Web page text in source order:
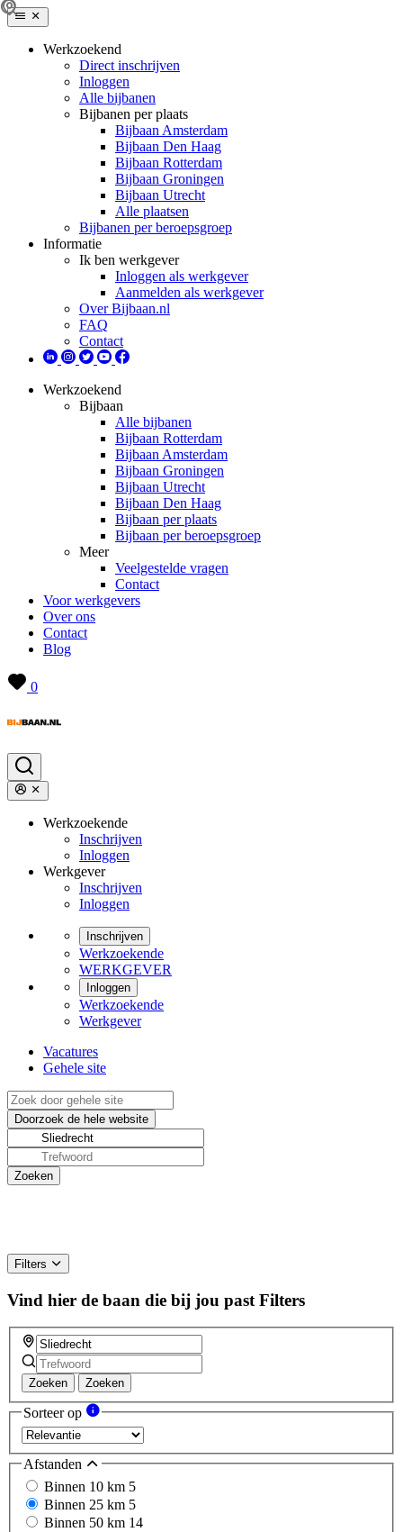
Werkzoekend
Direct inschrijven
Inloggen
Alle bijbanen
Bijbanen per plaats
Bijbaan Amsterdam
Bijbaan Den Haag
Bijbaan Rotterdam
Bijbaan Groningen
Bijbaan Utrecht
Alle plaatsen
Bijbanen per beroepsgroep
Informatie
Ik ben werkgever
Inloggen als werkgever
Aanmelden als werkgever
Over Bijbaan.nl
FAQ
Contact
Werkzoekend
Bijbaan
Alle bijbanen
Bijbaan Rotterdam
Bijbaan Amsterdam
Bijbaan Groningen
Bijbaan Utrecht
Bijbaan Den Haag
Bijbaan per plaats
Bijbaan per beroepsgroep
Meer
Veelgestelde vragen
Contact
Voor werkgevers
Over ons
Contact
Blog
0
Werkzoekende
Inschrijven
Inloggen
Werkgever
Inschrijven
Inloggen
Inschrijven
Werkzoekende
WERKGEVER
Inloggen
Werkzoekende
Werkgever
Vacatures
Gehele site
Filters
Vind hier de baan die bij jou past Filters
Zoeken Zoeken
Sorteer op
Afstanden
Binnen 10 km 5
Binnen 25 km 5
Binnen 50 km 14